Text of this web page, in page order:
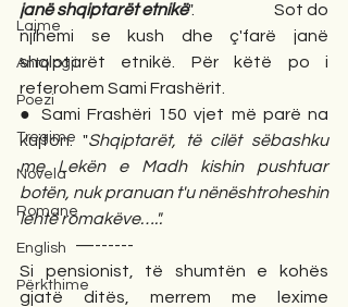
Lajme
Antologji
Poezi
Tregime
Novela
Romane
English
Përkthime
janë shqiptarët etnikë".                       Sot do
njihemi se kush dhe ç'farë janë
shqiptarët etnikë. Për këtë po i
referohem Sami Frashërit.
● Sami Frashëri 150 vjet më parë na
kujton: "Shqiptarët, të cilët sëbashku
me Lekën e Madh kishin pushtuar
botën, nuk pranuan t'u nënështroheshin
lehtë romakëve….".
                 —------
Si pensionist, të shumtën e kohës
gjatë ditës, merrem me lexime